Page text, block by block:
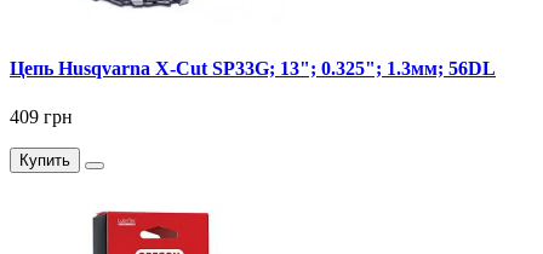
Цепь Husqvarna X-Cut SP33G; 13"; 0.325"; 1.3мм; 56DL
409 грн
Купить